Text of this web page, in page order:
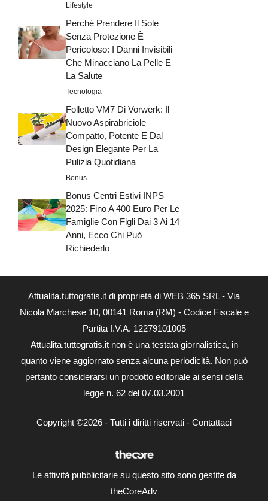
Lifestyle
Perché Prendere Il Sole
Senza Protezione È
Pericoloso: I Danni Invisibili
Che Minacciano La Pelle E
La Salute
Tecnologia
Folletto VM7 Di Vorwerk: Il
Nuovo Aspirabriciole
Compatto, Potente E Dal
Design Elegante Per La
Pulizia Quotidiana
Bonus
Bonus Centri Estivi INPS
2025: Fino A 400 Euro Per Le
Famiglie Con Figli Dai 3 Ai 14
Anni, Ecco Chi Può
Richiederlo
Attualita.tuttogratis.it di proprietà di WEB 365 SRL - Via
Nicola Marchese 10, 00141 Roma (RM) - Codice Fiscale e
Partita I.V.A. 12279101005
Attualita.tuttogratis.it non è una testata giornalistica, in
quanto viene aggiornato senza alcuna periodicità. Non può
pertanto considerarsi un prodotto editoriale ai sensi della
legge n. 62 del 07.03.2001
Copyright ©2026 - Tutti i diritti riservati - Contattaci
Le attività pubblicitarie su questo sito sono gestite da
theCoreAdv